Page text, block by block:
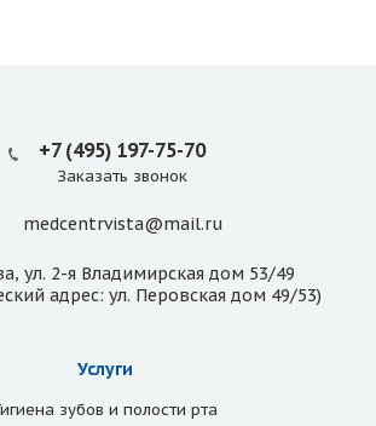
+7 (495) 197-75-70
Заказать звонок
medcentrvista@mail.ru
ул. 2-я Владимирская дом 53/49
адрес: ул. Перовская дом 49/53)
Услуги
зубов и полости рта